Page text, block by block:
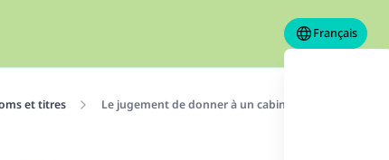
Français
et titres Le jugement de donner à un cabinet d'achitecture